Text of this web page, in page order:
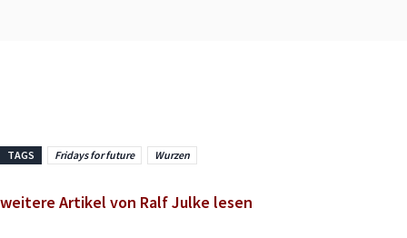
TAGS Fridays for future Wurzen
weitere Artikel von Ralf Julke lesen